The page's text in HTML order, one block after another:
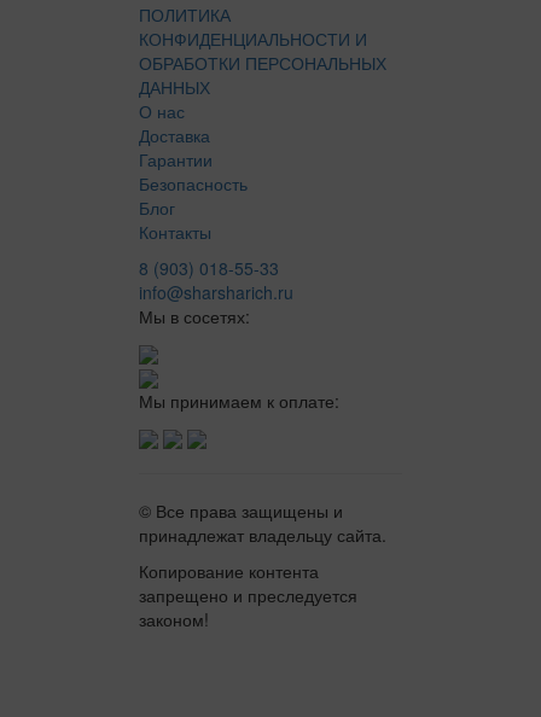
ПОЛИТИКА
КОНФИДЕНЦИАЛЬНОСТИ И
ОБРАБОТКИ ПЕРСОНАЛЬНЫХ
ДАННЫХ
О нас
Доставка
Гарантии
Безопасность
Блог
Контакты
8 (903) 018-55-33
info@sharsharich.ru
Мы в сосетях:
Мы принимаем к оплате:
© Все права защищены и
принадлежат владельцу сайта.
Копирование контента
запрещено и преследуется
законом!